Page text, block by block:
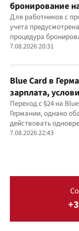
бронирование
важный нюанс
Для работников с
учета
процедура
дней
7.08.2026 20:31
Blue Card в
зарплата,
Переход с §24 на
Германии, однако
действовать
7.08.2026 22:43